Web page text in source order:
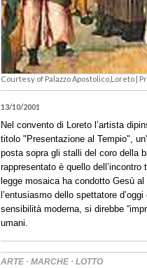
Courtesy of Palazzo Apostolico,Loreto |
13/10/2001
Nel convento di Loreto l’artista
titolo "Presentazione al Tempio",
posta sopra gli stalli del coro della
rappresentato è quello
legge mosaica ha condotto Gesù
l’entusiasmo dello spettatore
sensibilità moderna, si direbbe
umani.
ARTE · MARCHE · LOTTO